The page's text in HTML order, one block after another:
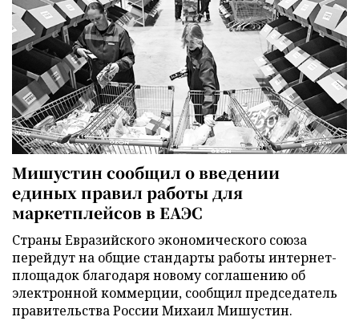
Мишустин сообщил о введении
единых правил работы для
маркетплейсов в ЕАЭС
Страны Евразийского экономического союза
перейдут на общие стандарты работы интернет-
площадок благодаря новому соглашению об
электронной коммерции, сообщил председатель
правительства России Михаил Мишустин.